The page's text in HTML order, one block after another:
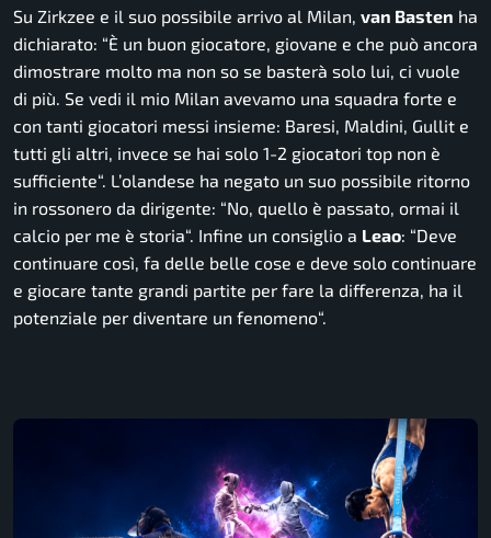
Su Zirkzee e il suo possibile arrivo al Milan, van Basten ha
dichiarato: “È un buon giocatore, giovane e che può ancora
dimostrare molto ma non so se basterà solo lui, ci vuole
di più. Se vedi il mio Milan avevamo una squadra forte e
con tanti giocatori messi insieme: Baresi, Maldini, Gullit e
tutti gli altri, invece se hai solo 1-2 giocatori top non è
sufficiente“. L’olandese ha negato un suo possibile ritorno
in rossonero da dirigente: “No, quello è passato, ormai il
calcio per me è storia“. Infine un consiglio a Leao: “Deve
continuare così, fa delle belle cose e deve solo continuare
e giocare tante grandi partite per fare la differenza, ha il
potenziale per diventare un fenomeno“.